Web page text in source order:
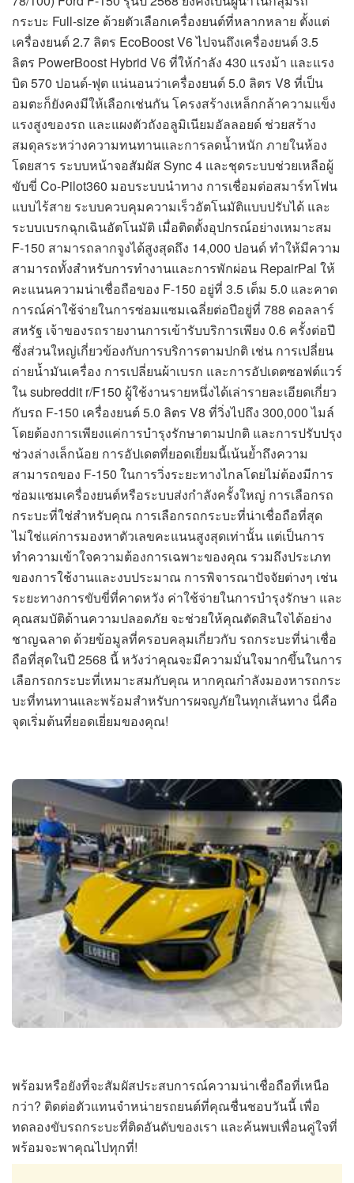
กระบะ Full-size ด้วยตัวเลือกเครื่องยนต์ที่หลากหลาย ตั้งแต่
เครื่องยนต์ 2.7 ลิตร EcoBoost V6 ไปจนถึงเครื่องยนต์ 3.5
ลิตร PowerBoost Hybrid V6 ที่ให้กำลัง 430 แรงม้า และแรง
บิด 570 ปอนด์-ฟุต แน่นอนว่าเครื่องยนต์ 5.0 ลิตร V8 ที่เป็น
อมตะก็ยังคงมีให้เลือกเช่นกัน โครงสร้างเหล็กกล้าความแข็ง
แรงสูงของรถ และแผงตัวถังอลูมิเนียมอัลลอยด์ ช่วยสร้าง
สมดุลระหว่างความทนทานและการลดน้ำหนัก ภายในห้อง
โดยสาร ระบบหน้าจอสัมผัส Sync 4 และชุดระบบช่วยเหลือผู้
ขับขี่ Co-Pilot360 มอบระบบนำทาง การเชื่อมต่อสมาร์ทโฟน
แบบไร้สาย ระบบควบคุมความเร็วอัตโนมัติแบบปรับได้ และ
ระบบเบรกฉุกเฉินอัตโนมัติ เมื่อติดตั้งอุปกรณ์อย่างเหมาะสม
F-150 สามารถลากจูงได้สูงสุดถึง 14,000 ปอนด์ ทำให้มีความ
สามารถทั้งสำหรับการทำงานและการพักผ่อน RepairPal ให้
คะแนนความน่าเชื่อถือของ F-150 อยู่ที่ 3.5 เต็ม 5.0 และคาด
การณ์ค่าใช้จ่ายในการซ่อมแซมเฉลี่ยต่อปีอยู่ที่ 788 ดอลลาร์
สหรัฐ เจ้าของรถรายงานการเข้ารับบริการเพียง 0.6 ครั้งต่อปี
ซึ่งส่วนใหญ่เกี่ยวข้องกับการบริการตามปกติ เช่น การเปลี่ยน
ถ่ายน้ำมันเครื่อง การเปลี่ยนผ้าเบรก และการอัปเดตซอฟต์แวร์
ใน subreddit r/F150 ผู้ใช้งานรายหนึ่งได้เล่ารายละเอียดเกี่ยว
กับรถ F-150 เครื่องยนต์ 5.0 ลิตร V8 ที่วิ่งไปถึง 300,000 ไมล์
โดยต้องการเพียงแค่การบำรุงรักษาตามปกติ และการปรับปรุง
ช่วงล่างเล็กน้อย การอัปเดตที่ยอดเยี่ยมนี้เน้นย้ำถึงความ
สามารถของ F-150 ในการวิ่งระยะทางไกลโดยไม่ต้องมีการ
ซ่อมแซมเครื่องยนต์หรือระบบส่งกำลังครั้งใหญ่ การเลือกรถ
กระบะที่ใช่สำหรับคุณ การเลือกรถกระบะที่น่าเชื่อถือที่สุด
ไม่ใช่แค่การมองหาตัวเลขคะแนนสูงสุดเท่านั้น แต่เป็นการ
ทำความเข้าใจความต้องการเฉพาะของคุณ รวมถึงประเภท
ของการใช้งานและงบประมาณ การพิจารณาปัจจัยต่างๆ เช่น
ระยะทางการขับขี่ที่คาดหวัง ค่าใช้จ่ายในการบำรุงรักษา และ
คุณสมบัติด้านความปลอดภัย จะช่วยให้คุณตัดสินใจได้อย่าง
ชาญฉลาด ด้วยข้อมูลที่ครอบคลุมเกี่ยวกับ รถกระบะที่น่าเชื่อ
ถือที่สุดในปี 2568 นี้ หวังว่าคุณจะมีความมั่นใจมากขึ้นในการ
เลือกรถกระบะที่เหมาะสมกับคุณ หากคุณกำลังมองหารถกระ
บะที่ทนทานและพร้อมสำหรับการผจญภัยในทุกเส้นทาง นี่คือ
จุดเริ่มต้นที่ยอดเยี่ยมของคุณ!
พร้อมหรือยังที่จะสัมผัสประสบการณ์ความน่าเชื่อถือที่เหนือ
กว่า? ติดต่อตัวแทนจำหน่ายรถยนต์ที่คุณชื่นชอบวันนี้ เพื่อ
ทดลองขับรถกระบะที่ติดอันดับของเรา และค้นพบเพื่อนคู่ใจที่
พร้อมจะพาคุณไปทุกที่!